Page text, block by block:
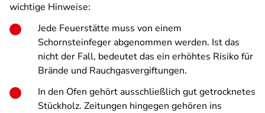
wichtige Hinweise:
Jede Feuerstätte muss von einem
Schornsteinfeger abgenommen werden. Ist das
nicht der Fall, bedeutet das ein erhöhtes Risiko für
Brände und Rauchgasvergiftungen.
In den Ofen gehört ausschließlich gut getrocknetes
Stückholz. Zeitungen hingegen gehören ins